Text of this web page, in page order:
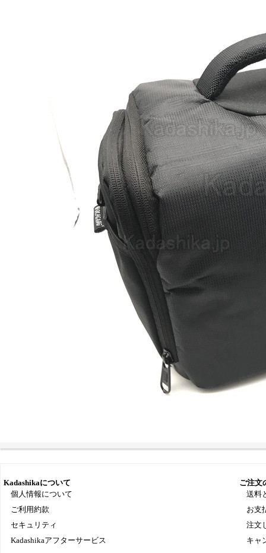
Kadashikaについて
個人情報について
ご利用約款
セキュリティ
Kadashikaアフターサービス
ご注文
送料
お支
注文
キャ